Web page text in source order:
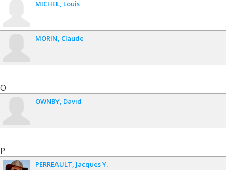
MICHEL Louis
MORIN Claude
O
OWNBY David
P
PERREAULT Jacques Y.